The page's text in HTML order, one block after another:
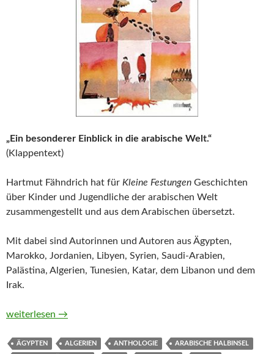
„Ein besonderer Einblick in die arabische Welt.“
(Klappentext)
Hartmut Fähndrich hat für Kleine Festungen Geschichten
über Kinder und Jugendliche der arabischen Welt
zusammengestellt und aus dem Arabischen übersetzt.
Mit dabei sind Autorinnen und Autoren aus Ägypten,
Marokko, Jordanien, Libyen, Syrien, Saudi-Arabien,
Palästina, Algerien, Tunesien, Katar, dem Libanon und dem
Irak.
Kleine Festungen. Geschichten über arabische Kinder und
weiterlesen →
ÄGYPTEN ALGERIEN ANTHOLOGIE ARABISCHE HALBINSEL